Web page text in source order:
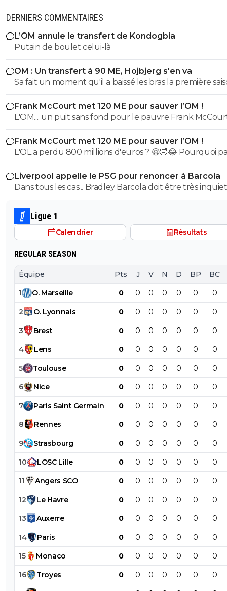
DERNIERS COMMENTAIRES
L’OM annule le transfert de Kondogbia
Putain de boulet celui-là
OM : Un transfert à 90 ME, Hojbjerg s'en va
Sa fait un moment qu'il a baissé les bras la première
etait top mais depuis quelques match etait en dessus.
et bon vent a lui pour le reste de sa carrière ...
Frank McCourt met 120 ME pour sauver l’OM !
L'OM.... un puit sans fond pour le pauvre Frank
Frank McCourt met 120 ME pour sauver l’OM !
L'OL a perdu 800 millions d'euros ? 😆🤣😂 Pourquoi pas un
milliard tant que tu y es ! ^^
Liverpool appelle le PSG pour renoncer à Barcola
Dans tous les cas... Bradley Barcola doit être très inquiet.
qui est vraiment compréhensible lorsque l'on sait
le PSG a traiter Kylian Mbappé lorsqu'il avait voulu
PSG.
Ligue 1
Calendrier Résultats
REGULAR SEASON
Équipe Pts J V N D BP BC
1 O. Marseille 0 0 0 0 0 0 0
2 O. Lyonnais 0 0 0 0 0 0 0
3 Brest 0 0 0 0 0 0 0
4 Lens 0 0 0 0 0 0 0
5 Toulouse 0 0 0 0 0 0 0
6 Nice 0 0 0 0 0 0 0
7 Paris Saint Germain 0 0 0 0 0 0 0
8 Rennes 0 0 0 0 0 0 0
9 Strasbourg 0 0 0 0 0 0 0
10 LOSC Lille 0 0 0 0 0 0 0
11 Angers SCO 0 0 0 0 0 0 0
12 Le Havre 0 0 0 0 0 0 0
13 Auxerre 0 0 0 0 0 0 0
14 Paris 0 0 0 0 0 0 0
15 Monaco 0 0 0 0 0 0 0
16 Troyes 0 0 0 0 0 0 0